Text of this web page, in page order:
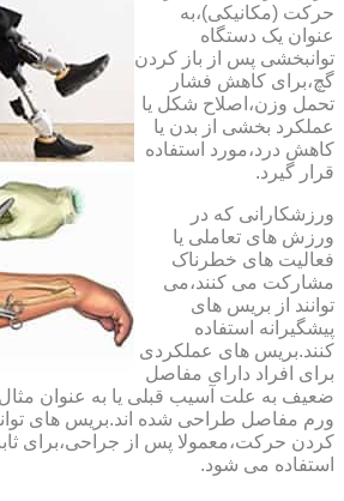
حرکت (مکانیکی)،به
عنوان یک دستگاه
توانبخشی پس از باز کردن
گچ،برای کاهش فشار
تحمل وزن،اصلاح شکل یا
عملکرد بخشی از بدن یا
کاهش درد،مورد استفاده
قرار گیرد.
ورزشکارانی که در
ورزش های تعاملی یا
فعالیت های خطرناک
مشارکت می کنند،می
توانند از بریس های
پیشگیرانه استفاده
کنند.بریس های عملکردی
برای افراد دارای مفاصل
ضعیف به علت آسیب قبلی یا به عنوان مثال
ورم مفاصل طراحی شده اند.بریس های
کردن حرکت،معمولا پس از جراحی،برای
استفاده می شود.